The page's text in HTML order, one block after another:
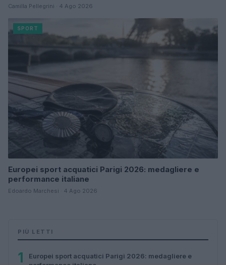
Camilla Pellegrini · 4 Ago 2026
SPORT
Europei sport acquatici Parigi 2026: medagliere e
performance italiane
Edoardo Marchesi · 4 Ago 2026
PIÙ LETTI
1
Europei sport acquatici Parigi 2026: medagliere e